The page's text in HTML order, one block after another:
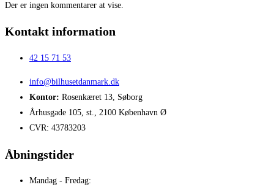
Der er ingen kommentarer at vise.
Kontakt information
42 15 71 53
info@bilhusetdanmark.dk
Kontor: Rosenkæret 13, Søborg
Århusgade 105, st., 2100 København Ø
CVR: 43783203
Åbningstider
Mandag - Fredag: